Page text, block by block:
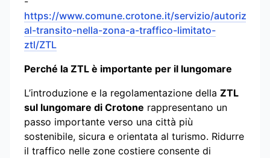
https://www.comune.crotone.it/servizio/
al-transito-nella-zona-a-traffico-limitato-
ztl/ZTL
Perché la ZTL è importante per il lungomare
L’introduzione e la regolamentazione della ZTL
sul lungomare di Crotone rappresentano un
passo importante verso una città più
sostenibile, sicura e orientata al turismo. Ridurre
il traffico nelle zone costiere consente di